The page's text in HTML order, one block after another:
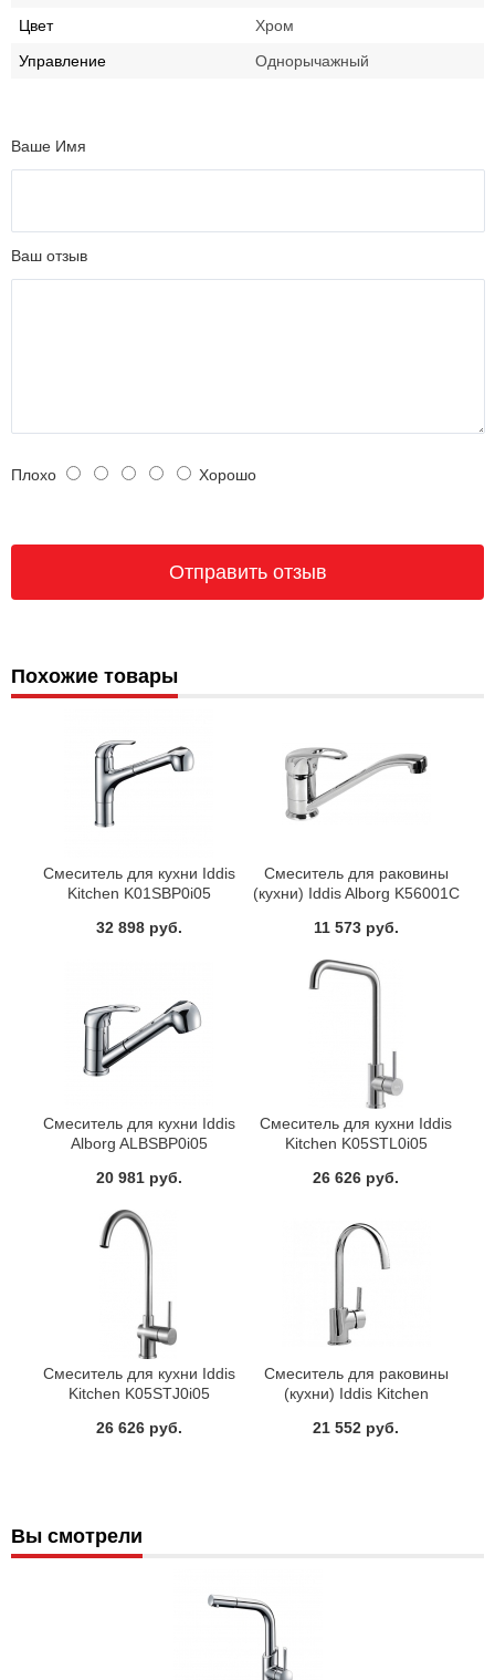
Цвет
Хром
Управление
Однорычажный
Ваше Имя
Ваш отзыв
Плохо Хорошо
Похожие товары
Смеситель для кухни Iddis
Kitchen K01SBP0i05
32 898 руб.
Смеситель для раковины
(кухни) Iddis Alborg K56001C
11 573 руб.
Смеситель для кухни Iddis
Alborg ALBSBP0i05
20 981 руб.
Смеситель для кухни Iddis
Kitchen K05STL0i05
26 626 руб.
Смеситель для кухни Iddis
Kitchen K05STJ0i05
26 626 руб.
Смеситель для раковины
(кухни) Iddis Kitchen
21 552 руб.
Вы смотрели